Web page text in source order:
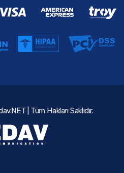
| Tüm Hakları Saklıdır.